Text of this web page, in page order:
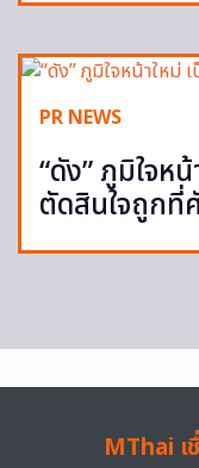
PR NEWS
“ดัง” ภูมิใจห
ตัดสินใจถูกที่
MThai เ